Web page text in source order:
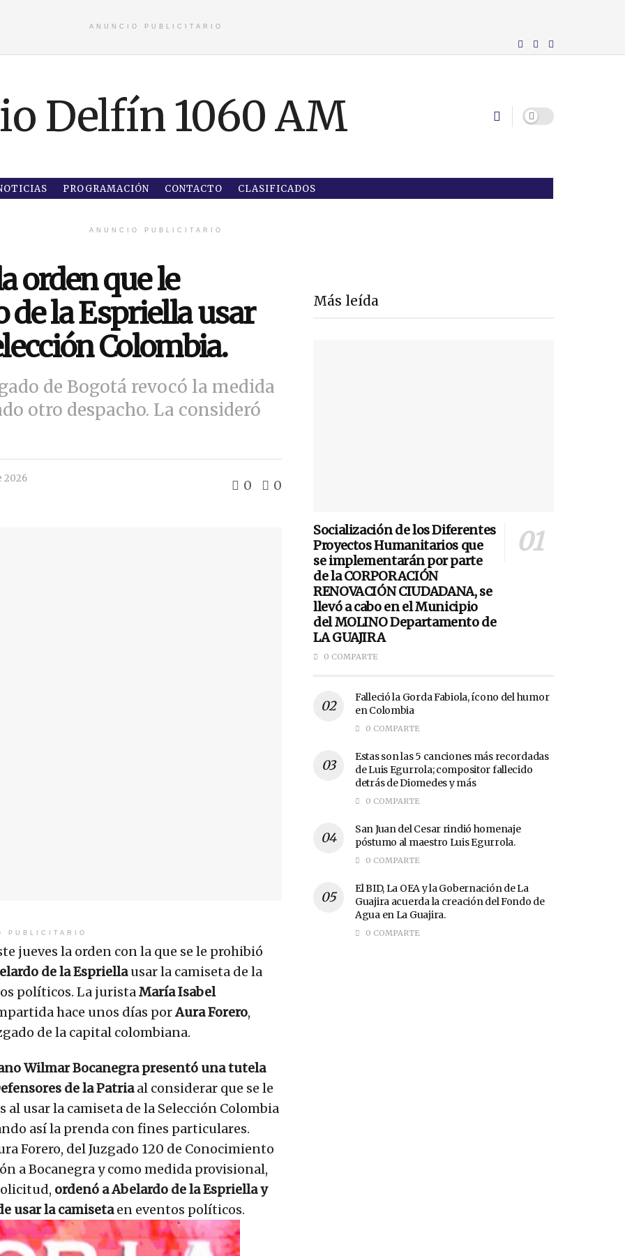
ANUNCIO PUBLICITARIO
PROGRAMACIÓN CONTACTO CLASIFICADOS
ANUNCIO PUBLICITARIO
orden que le
de la Espriella usar
Colombia.
de Bogotá revocó la medida
otro despacho. La consideró
2026
0 0
PUBLICITARIO
jueves la orden con la que se le prohibió
de la Espriellausar la camiseta de la
políticos. La juristaMaría Isabel
hace unos días porAura Forero,
de la capital colombiana.
Wilmar Bocanegra presentó una tutela
de la Patriaal considerar que se le
usar la camiseta de la Selección Colombia
así la prenda con fines particulares.
Forero, del Juzgado 120 de Conocimiento
a Bocanegra y como medida provisional,
ordenó a Abelardo de la Espriella y
usar la camisetaen eventos políticos.
Más leída
Socialización de los Diferentes
Proyectos Humanitarios que
se implementarán por parte
de la CORPORACIÓN
RENOVACIÓN CIUDADANA, se
llevó a cabo en el Municipio
del MOLINO Departamento de
LA GUAJIRA
0 COMPARTE
Falleció la Gorda Fabiola, ícono del humor
en Colombia
0 COMPARTE
Estas son las 5 canciones más recordadas
de Luis Egurrola; compositor fallecido
detrás de Diomedes y más
0 COMPARTE
San Juan del Cesar rindió homenaje
póstumo al maestro Luis Egurrola.
0 COMPARTE
El BID, La OEA y la Gobernación de La
Guajira acuerda la creación del Fondo de
Agua en La Guajira.
0 COMPARTE